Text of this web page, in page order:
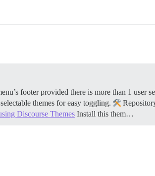
footer provided there is more than 1 user
themes for easy toggling.
Discourse Themes Install this them…